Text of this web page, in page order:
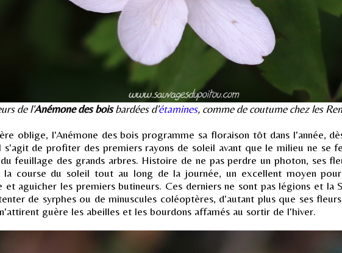
de l'Anémone des boisbardées d'étamines, comme de coutume chez les
oblige, l'Anémone des bois programme sa floraison tôt dans l'année,
s'agit de profiter des premiers rayons de soleil avant que le milieu ne se
feuillage des grands arbres. Histoire de ne pas perdre un photon, ses
la course du soleil tout au long de la journée, un excellent moyen
et aguicher les premiers butineurs. Ces derniers ne sont pas légions et la
de syrphes ou de minuscules coléoptères, d'autant plus que ses
guère les abeilles et les bourdons affamés au sortir de l'hiver.